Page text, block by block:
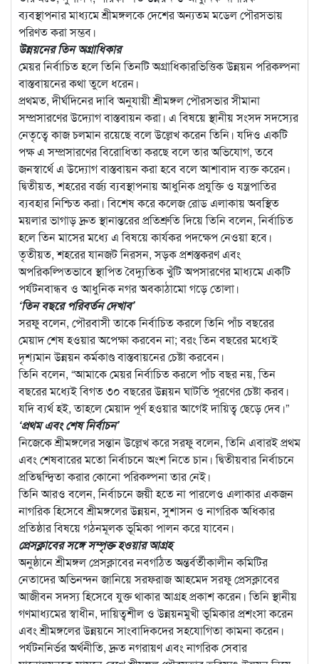
ব্যবস্থাপনার মাধ্যমে শ্রীমঙ্গলকে দেশের অন্যতম মডেল পৌরসভায়
পরিণত করা সম্ভব।
উন্নয়নের তিন অগ্রাধিকার
মেয়র নির্বাচিত হলে তিনি তিনটি অগ্রাধিকারভিত্তিক উন্নয়ন পরিকল্পনা
বাস্তবায়নের কথা তুলে ধরেন।
প্রথমত, দীর্ঘদিনের দাবি অনুযায়ী শ্রীমঙ্গল পৌরসভার সীমানা
সম্প্রসারণের উদ্যোগ বাস্তবায়ন করা। এ বিষয়ে স্থানীয় সংসদ সদস্যের
নেতৃত্বে কাজ চলমান রয়েছে বলে উল্লেখ করেন তিনি। যদিও একটি
পক্ষ এ সম্প্রসারণের বিরোধিতা করছে বলে তার অভিযোগ, তবে
জনস্বার্থে এ উদ্যোগ বাস্তবায়ন করা হবে বলে আশাবাদ ব্যক্ত করেন।
দ্বিতীয়ত, শহরের বর্জ্য ব্যবস্থাপনায় আধুনিক প্রযুক্তি ও যন্ত্রপাতির
ব্যবহার নিশ্চিত করা। বিশেষ করে কলেজ রোড এলাকায় অবস্থিত
ময়লার ভাগাড় দ্রুত স্থানান্তরের প্রতিশ্রুতি দিয়ে তিনি বলেন, নির্বাচিত
হলে তিন মাসের মধ্যে এ বিষয়ে কার্যকর পদক্ষেপ নেওয়া হবে।
তৃতীয়ত, শহরের যানজট নিরসন, সড়ক প্রশস্তকরণ এবং
অপরিকল্পিতভাবে স্থাপিত বৈদ্যুতিক খুঁটি অপসারণের মাধ্যমে একটি
পর্যটনবান্ধব ও আধুনিক নগর অবকাঠামো গড়ে তোলা।
‘তিন বছরে পরিবর্তন দেখাব’
সরফু বলেন, পৌরবাসী তাকে নির্বাচিত করলে তিনি পাঁচ বছরের
মেয়াদ শেষ হওয়ার অপেক্ষা করবেন না; বরং তিন বছরের মধ্যেই
দৃশ্যমান উন্নয়ন কর্মকাণ্ড বাস্তবায়নের চেষ্টা করবেন।
তিনি বলেন, “আমাকে মেয়র নির্বাচিত করলে পাঁচ বছর নয়, তিন
বছরের মধ্যেই বিগত ৩০ বছরের উন্নয়ন ঘাটতি পূরণের চেষ্টা করব।
যদি ব্যর্থ হই, তাহলে মেয়াদ পূর্ণ হওয়ার আগেই দায়িত্ব ছেড়ে দেব।”
‘প্রথম এবং শেষ নির্বাচন’
নিজেকে শ্রীমঙ্গলের সন্তান উল্লেখ করে সরফু বলেন, তিনি এবারই প্রথম
এবং শেষবারের মতো নির্বাচনে অংশ নিতে চান। দ্বিতীয়বার নির্বাচনে
প্রতিদ্বন্দ্বিতা করার কোনো পরিকল্পনা তার নেই।
তিনি আরও বলেন, নির্বাচনে জয়ী হতে না পারলেও এলাকার একজন
নাগরিক হিসেবে শ্রীমঙ্গলের উন্নয়ন, সুশাসন ও নাগরিক অধিকার
প্রতিষ্ঠার বিষয়ে গঠনমূলক ভূমিকা পালন করে যাবেন।
প্রেসক্লাবের সঙ্গে সম্পৃক্ত হওয়ার আগ্রহ
অনুষ্ঠানে শ্রীমঙ্গল প্রেসক্লাবের নবগঠিত অন্তর্বর্তীকালীন কমিটির
নেতাদের অভিনন্দন জানিয়ে সরফরাজ আহমেদ সরফু প্রেসক্লাবের
আজীবন সদস্য হিসেবে যুক্ত থাকার আগ্রহ প্রকাশ করেন। তিনি স্থানীয়
গণমাধ্যমের স্বাধীন, দায়িত্বশীল ও উন্নয়নমুখী ভূমিকার প্রশংসা করেন
এবং শ্রীমঙ্গলের উন্নয়নে সাংবাদিকদের সহযোগিতা কামনা করেন।
পর্যটননির্ভর অর্থনীতি, দ্রুত নগরায়ণ এবং নাগরিক সেবার